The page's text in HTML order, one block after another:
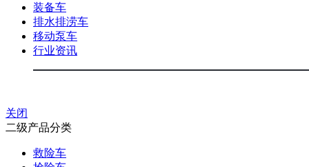
装备车
排水排涝车
移动泵车
行业资讯
关闭
二级产品分类
救险车